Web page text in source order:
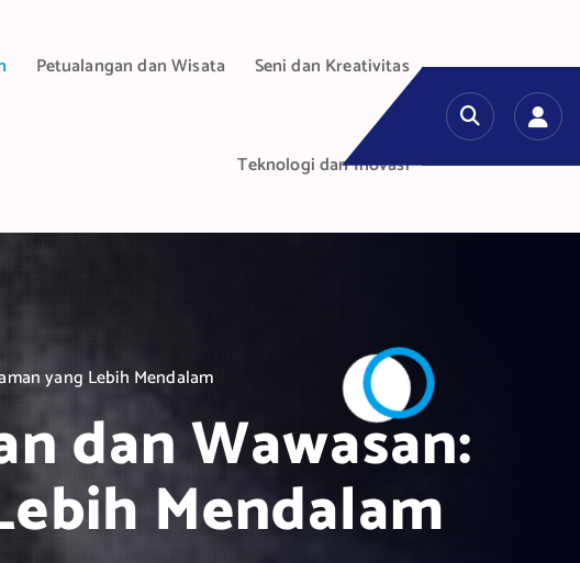
Petualangan dan Wisata Seni dan Kreativitas
Teknologi dan Inovasi
yang Lebih Mendalam
dan Wawasan:
Mendalam